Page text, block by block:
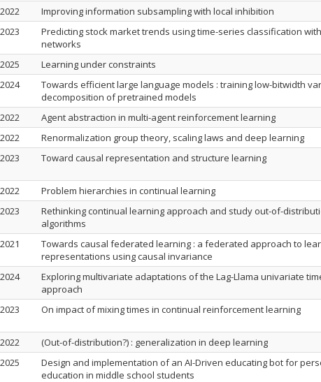
2022
Improving information subsampling with local inhibition
2023
Predicting stock market trends using time-series classification
networks
2025 Learning under constraints
2024
Towards efficient large language models : training low-bitwidth
decomposition of pretrained models
2022 Agent abstraction in multi-agent reinforcement learning
2022
Renormalization group theory, scaling laws and deep learning
2023
Toward causal representation and structure learning
2022 Problem hierarchies in continual learning
2023
Rethinking continual learning approach and study out-of-
algorithms
2021
Towards causal federated learning : a federated approach to
representations using causal invariance
2024
Exploring multivariate adaptations of the Lag-Llama univariate
approach
2023 On impact of mixing times in continual reinforcement learning
2022 (Out-of-distribution?) : generalization in deep learning
2025
Design and implementation of an AI-Driven educating bot for
education in middle school students